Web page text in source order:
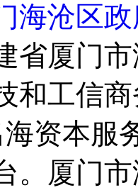
海沧区
省厦门
和工信
海资本服
。厦门